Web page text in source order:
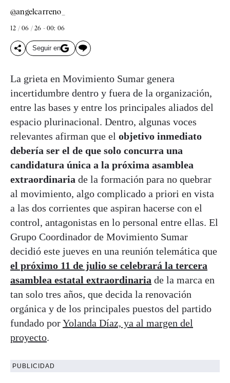
@angelcarreno_
12 / 06 / 26 - 00: 06
Seguir en
La grieta en Movimiento Sumar genera
incertidumbre dentro y fuera de la organización,
entre las bases y entre los principales aliados del
espacio plurinacional. Dentro, algunas voces
relevantes afirman que el objetivo inmediato
debería ser el de que solo concurra una
candidatura única a la próxima asamblea
extraordinaria de la formación para no quebrar
al movimiento, algo complicado a priori en vista
a las dos corrientes que aspiran hacerse con el
control, antagonistas en lo personal entre ellas. El
Grupo Coordinador de Movimiento Sumar
decidió este jueves en una reunión telemática que
el próximo 11 de julio se celebrará la tercera
asamblea estatal extraordinaria de la marca en
tan solo tres años, que decida la renovación
orgánica y de los principales puestos del partido
fundado porYolanda Díaz, ya al margen del
proyecto.
PUBLICIDAD